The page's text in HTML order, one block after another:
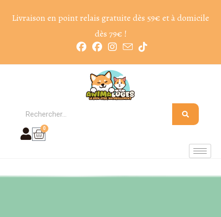
Livraison en point relais gratuite dès 59€ et à domicile
dès 79€ !
0